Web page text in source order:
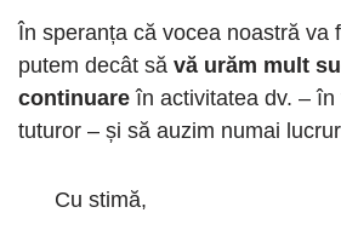
În speranța că vocea noastră va
putem decât să vă urăm mult
continuare în activitatea dv. – în
tuturor – și să auzim numai
Cu stimă,